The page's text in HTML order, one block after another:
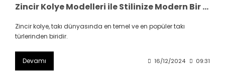
Zincir Kolye Modelleri ile Stilinize Modern Bir Dokunuş Katın
Zincir kolye, takı dünyasında en temel ve en popüler takı
türlerinden biridir.
Devamı 16/12/2024 09:31